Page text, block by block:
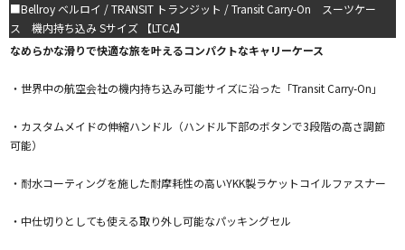
■Bellroy ベルロイ / TRANSIT トランジット / Transit Carry-On スーツケー
ス 機内持ち込み Sサイズ 【LTCA】
なめらかな滑りで快適な旅を叶えるコンパクトなキャリーケース
・世界中の航空会社の機内持ち込み可能サイズに沿った「Transit Carry-On」
・カスタムメイドの伸縮ハンドル（ハンドル下部のボタンで3段階の高さ調節
可能）
・耐水コーティングを施した耐摩耗性の高いYKK製ラケットコイルファスナー
・中仕切りとしても使える取り外し可能なパッキングセル